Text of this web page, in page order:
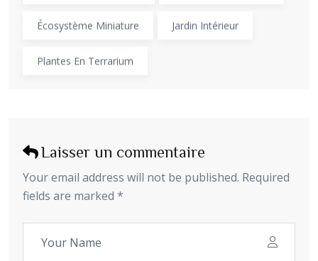
Écosystème Miniature Jardin Intérieur
Plantes En Terrarium
Laisser un commentaire
Your email address will not be published. Required
fields are marked *